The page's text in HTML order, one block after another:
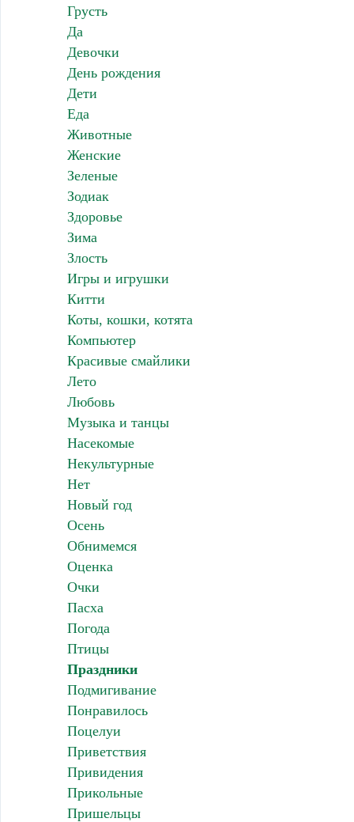
Грусть
Да
Девочки
День рождения
Дети
Еда
Животные
Женские
Зеленые
Зодиак
Здоровье
Зима
Злость
Игры и игрушки
Китти
Коты, кошки, котята
Компьютер
Красивые смайлики
Лето
Любовь
Музыка и танцы
Насекомые
Некультурные
Нет
Новый год
Осень
Обнимемся
Оценка
Очки
Пасха
Погода
Птицы
Праздники
Подмигивание
Понравилось
Поцелуи
Приветствия
Привидения
Прикольные
Пришельцы